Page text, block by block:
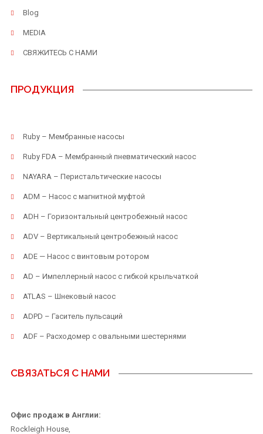
Blog
MEDIA
СВЯЖИТЕСЬ С НАМИ
ПРОДУКЦИЯ
Ruby – Мембранные насосы
Ruby FDA – Мембранный пневматический насос
NAYARA – Перистальтические насосы
ADM – Насос с магнитной муфтой
ADH – Горизонтальный центробежный насос
ADV – Вертикальный центробежный насос
ADE — Насос с винтовым ротором
AD – Импеллерный насос с гибкой крыльчаткой
ATLAS – Шнековый насос
ADPD – Гаситель пульсаций
ADF – Расходомер с овальными шестернями
СВЯЗАТЬСЯ С НАМИ
Офис продаж в Англии:
Rockleigh House,